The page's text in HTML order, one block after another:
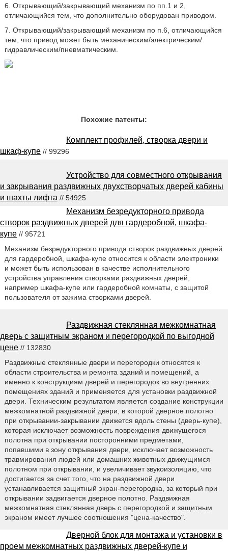
6. Открывающий/закрывающий механизм по пп.1 и 2,
отличающийся тем, что дополнительно оборудован приводом.
7. Открывающий/закрывающий механизм по п.6, отличающийся
тем, что привод может быть механическим/электрическим/
гидравлическим/пневматическим.
Похожие патенты:
Комплект профилей, створка двери и
шкаф-купе // 99296
Устройство для совместного открывания
и закрывания раздвижных двухстворчатых дверей кабины
и шахты лифта // 54925
Механизм безредукторного привода
створок раздвижных дверей для гардеробной, шкафа-
купе // 95721
Механизм безредукторного привода створок раздвижных дверей
для гардеробной, шкафа-купе относится к области электроники
и может быть использован в качестве исполнительного
устройства управления створками раздвижных дверей,
например шкафа-купе или гардеробной комнаты, с защитой
пользователя от зажима створками дверей.
Раздвижная стеклянная межкомнатная
дверь с защитным экраном и перегородкой по выгодной
цене // 132830
Раздвижные стеклянные двери и перегородки относятся к
области строительства и ремонта зданий и помещений, а
именно к конструкциям дверей и перегородок во внутренних
помещениях зданий и применяется для установки раздвижной
двери. Техническим результатом является создание конструкции
межкомнатной раздвижной двери, в которой дверное полотно
при открывании-закрывании движется вдоль стены (дверь-купе),
которая исключает возможность повреждения движущегося
полотна при открывании посторонними предметами,
попавшими в зону открывания двери, исключает возможность
травмирования людей или домашних животных движущимся
полотном при открывании, и увеличивает звукоизоляцию, что
достигается за счет того, что на раздвижной двери
устанавливается защитный экран-перегородка, за который при
открывании задвигается дверное полотно. Раздвижная
межкомнатная стеклянная дверь с перегородкой и защитным
экраном имеет лучшее соотношения "цена-качество".
Дверной блок для монтажа и установки в
проем межкомнатных раздвижных дверей-купе и